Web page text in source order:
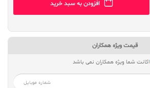
افزودن به سبد خرید
قیمت ویژه همکاران
اکانت شما ویژه همکاران نمی باشد